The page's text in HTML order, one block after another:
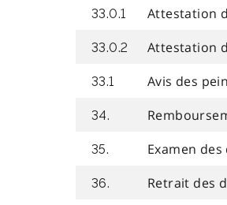
33.0.1 Attestation
33.0.2 Attestation
33.1 Avis des
34.
35. Examen
36. Retrait des